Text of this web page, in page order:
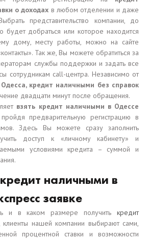
о доходах в любом отделении и даже
представительство компании, до
будет добраться или которое находится
дому, месту работы, можно на сайте
Так же, Вы можете обратиться за
службы поддержки и задать все
сотрудникам call-центра. Независимо от
Одесса, кредит наличными без справок
двадцати минут после обращения.
взять кредит наличными в Одессе
предварительную регистрацию в
Здесь Вы можете сразу заполнить
доступ к «личному кабинету» и
условиями кредита – суммой и
наличными в
заявке
и в каком размере получить кредит
клиенты нашей компании выбирают сами,
процентной ставки и возможности